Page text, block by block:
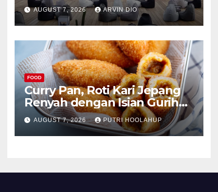
AUGUST 7, 2026 ARVIN DIO
FOOD
Curry Pan, Roti Kari Jepang
Renyah dengan Isian Gurih
Menggoda
AUGUST 7, 2026 PUTRI HOOLAHUP